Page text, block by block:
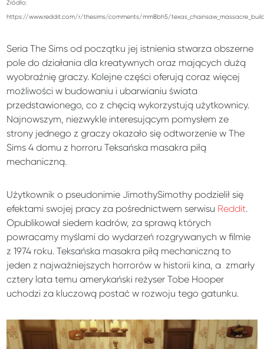
Źródło:
https://www.reddit.com/r/thesims/comments/mm8bh5/
Seria The Sims od początku jej istnienia stwarza obszerne
pole do działania dla kreatywnych oraz mających dużą
wyobraźnię graczy. Kolejne części oferują coraz więcej
możliwości w budowaniu i ubarwianiu świata
przedstawionego, co z chęcią wykorzystują użytkownicy.
Najnowszym, niezwykle interesującym pomysłem ze
strony jednego z graczy okazało się odtworzenie w The
Sims 4 domu z horroru Teksańska masakra piłą
mechaniczną.
Użytkownik o pseudonimie JimothySimothy podzielił się
efektami swojej pracy za pośrednictwem serwisu Reddit.
Opublikował siedem kadrów, za sprawą których
powracamy myślami do wydarzeń rozgrywanych w filmie
z 1974 roku. Teksańska masakra piłą mechaniczną to
jeden z najważniejszych horrorów w historii kina, a zmarły
cztery lata temu amerykański reżyser Tobe Hooper
uchodzi za kluczową postać w rozwoju tego gatunku.